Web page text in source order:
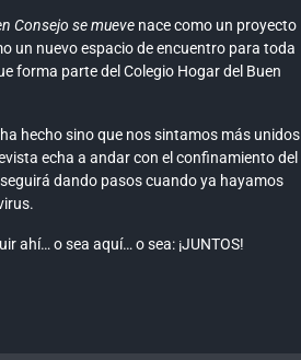
Consejo se mueve nace como un proyecto
un nuevo espacio de encuentro para toda
forma parte del Colegio Hogar del Buen
hecho sino que nos sintamos más unidos
echa a andar con el confinamiento del
dando pasos cuando ya hayamos
ahí… o sea aquí… o sea: ¡JUNTOS!